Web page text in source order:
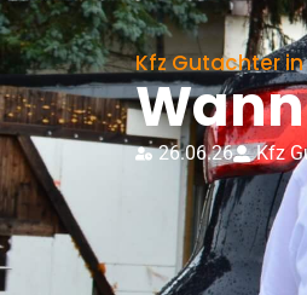
Kfz Gutachter in
26.06.26 Kfz